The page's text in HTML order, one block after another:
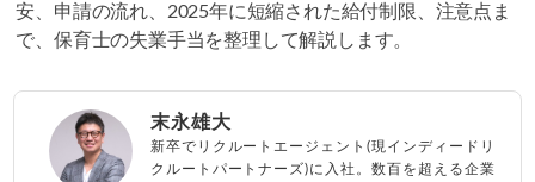
安、申請の流れ、2025年に短縮された給付制限、注意点ま
で、保育士の失業手当を整理して解説します。
末永雄大
新卒でリクルートエージェント(現インディードリ
クルートパートナーズ)に入社。数百を超える企業